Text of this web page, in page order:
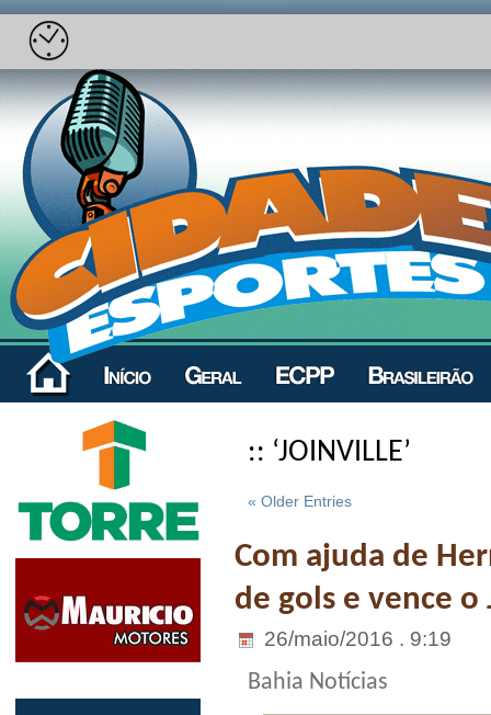
:: ‘JOINVILLE’
« Older Entries
Com ajuda de
de gols e vence
26/maio/2016 . 9:19
Bahia Notícias